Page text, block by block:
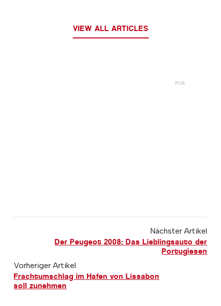
VIEW ALL ARTICLES
Nächster Artikel
Der Peugeot 2008: Das Lieblingsauto der
Portugiesen
Vorheriger Artikel
Frachtumschlag im Hafen von Lissabon
soll zunehmen